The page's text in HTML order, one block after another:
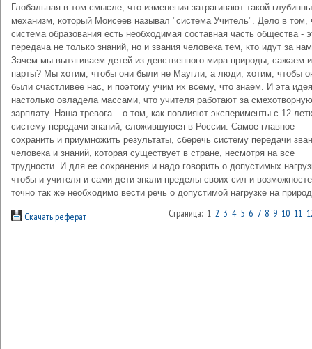
Глобальная в том смысле, что изменения затрагивают такой
механизм, который Моисеев называл "система Учитель". Дело в том,
система образования есть необходимая составная часть общества -
передача не только знаний, но и звания человека тем, кто идут за
Зачем мы вытягиваем детей из девственного мира природы, сажаем
парты? Мы хотим, чтобы они были не Маугли, а люди, хотим, чтобы
были счастливее нас, и поэтому учим их всему, что знаем. И эта идея
настолько овладела массами, что учителя работают за смехотворную
зарплату. Наша тревога – о том, как повлияют эксперименты с 12-
систему передачи знаний, сложившуюся в России. Самое главное –
сохранить и приумножить результаты, сберечь систему передачи
человека и знаний, которая существует в стране, несмотря на все
трудности. И для ее сохранения и надо говорить о допустимых
чтобы и учителя и сами дети знали пределы своих сил и
точно так же необходимо вести речь о допустимой нагрузке на
Скачать реферат Страница: 1 2 3 4 5 6 7 8 9 10 11